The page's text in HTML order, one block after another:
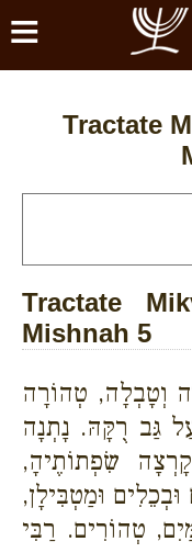
≡
Tractate
Tractate
Mishnah 5
וְטָבְלָה, טְהוֹרָה
גַּב רֻקָּהּ. נָתְנָה
שִׂפְתוֹתֶיהָ,
וּמַטְבִּילָן,
טְהוֹרִים. רַבִּי